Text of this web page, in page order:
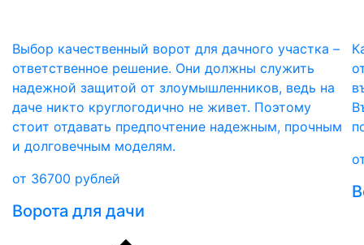
Выбор качественный ворот для дачного участка –
ответственное решение. Они должны служить
надежной защитой от злоумышленников, ведь на
даче никто круглогодично не живет. Поэтому
стоит отдавать предпочтение надежным, прочным
и долговечным моделям.
от 36700 рублей
Ворота для дачи